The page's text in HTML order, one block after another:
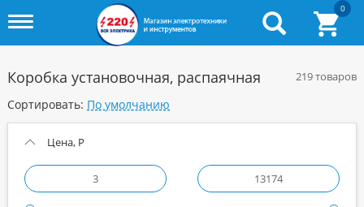
Toggle
0
Коробка установочная, распаячная 219 товаров
Сортировать:
Цена, Р